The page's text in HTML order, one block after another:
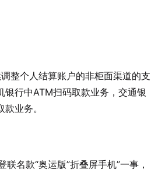
整个人结算账户的非柜面渠道的支
行中ATM扫码取款业务，交通银
业务。
名款“奥运版”折叠屏手机”一事，